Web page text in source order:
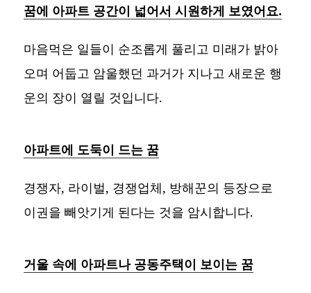
꿈에 아파트 공간이 넓어서 시원하게 보였어요.
마음먹은 일들이 순조롭게 풀리고 미래가 밝아
오며 어둡고 암울했던 과거가 지나고 새로운 행
운의 장이 열릴 것입니다.
아파트에 도둑이 드는 꿈
경쟁자, 라이벌, 경쟁업체, 방해꾼의 등장으로
이권을 빼앗기게 된다는 것을 암시합니다.
거울 속에 아파트나 공동주택이 보이는 꿈